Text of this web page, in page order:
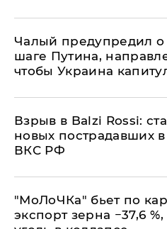
Чалый предупредил
шаге Путина,
чтобы Украина
Взрыв в Balzi Rossi:
новых пострадавших
ВКС РФ
​"МоЛоЧКа" бьет по
экспорт зерна −37,6